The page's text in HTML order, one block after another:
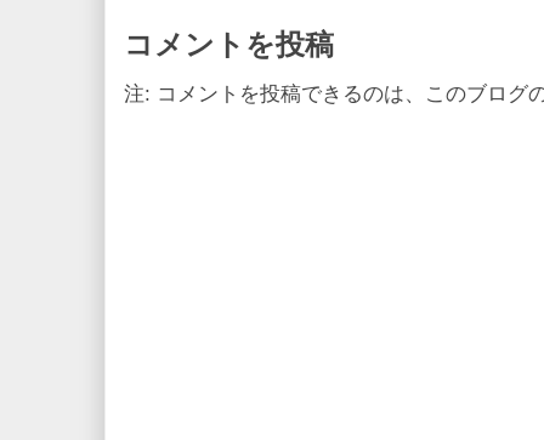
コメントを投稿
注: コメントを投稿できるのは、このブログ